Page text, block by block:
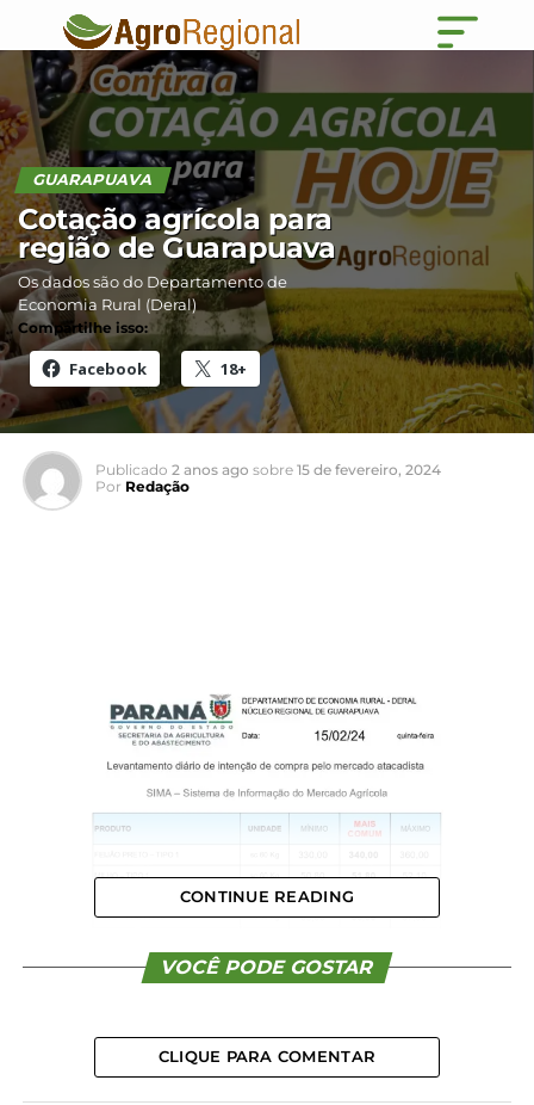
GUARAPUAVA
Cotação agrícola para
região de Guarapuava
Os dados são do Departamento de
Economia Rural (Deral)
Compartilhe isso:
Facebook 18+
Publicado 2 anos ago sobre 15 de fevereiro, 2024
Por Redação
CONTINUE READING
VOCÊ PODE GOSTAR
CLIQUE PARA COMENTAR